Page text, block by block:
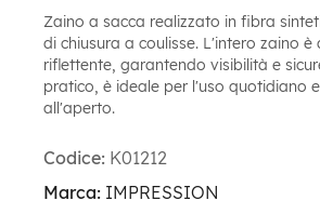
Zaino a sacca realizzato in fibra
di chiusura a coulisse. L'intero zaino è
riflettente, garantendo visibilità e
pratico, è ideale per l'uso quotidiano
all'aperto.
Codice: K01212
Marca: IMPRESSION